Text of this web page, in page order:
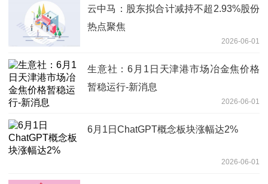
云中马：股东拟合计减持不超2.93%股份
热点聚焦
2026-06-01
生意社：6月1日天津港市场冶金焦价格
暂稳运行-新消息
2026-06-01
6月1日ChatGPT概念板块涨幅达2%
2026-06-01